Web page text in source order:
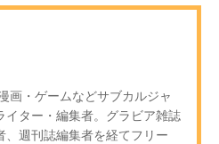
画・ゲームなどサブカルジャ
イター・編集者。グラビア雑誌
、週刊誌編集者を経てフリー